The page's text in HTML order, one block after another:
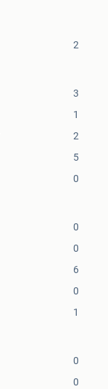
2
3
1
2
5
0
0
0
6
0
1
0
0